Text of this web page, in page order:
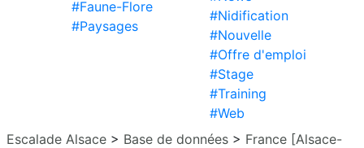
#Faune-Flore
#Paysages
#Nidification
#Nouvelle
#Offre d'emploi
#Stage
#Training
#Web
Escalade Alsace > Base de données > France [Alsace-